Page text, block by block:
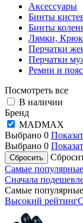
Аксессуары
Бинты
Бинты
Лямки,
Перчатки
Перчатки
Ремни и
Посмотреть все
В наличии
Бренд
MADMAX
Выбрано 0
Выбрано 0
Самые популярные
Сначала
Самые популярные
Высокий рейтинг